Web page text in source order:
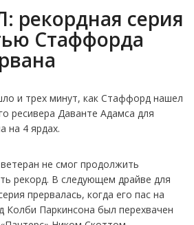
рекордная серия
Стаффорда
и трех минут, как Стаффорд нашел
ресивера Даванте Адамса для
на 4 ярдах.
не смог продолжить
рекорд. В следующем драйве для
прервалась, когда его пас на
Колби Паркинсона был перехвачен